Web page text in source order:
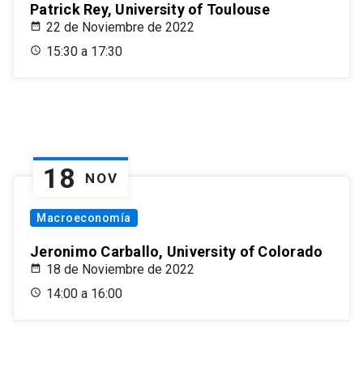
Patrick Rey, University of Toulouse
22 de Noviembre de 2022
15:30 a 17:30
18 NOV
Macroeconomía
Jeronimo Carballo, University of Colorado
18 de Noviembre de 2022
14:00 a 16:00